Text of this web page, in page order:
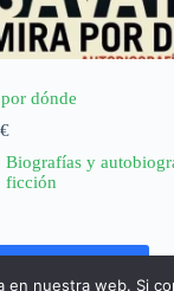
dónde
€
Biografías y
ficción
nuestra web. Si